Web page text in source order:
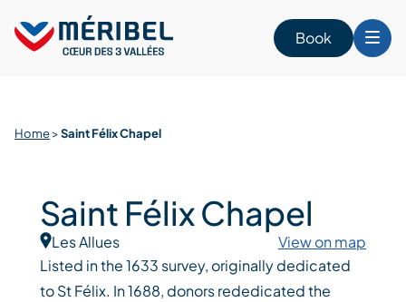
content
Book
Home>Saint Félix Chapel
Saint Félix Chapel
Les Allues
View on map
Listed in the 1633 survey, originally dedicated
to St Félix. In 1688, donors rededicated the